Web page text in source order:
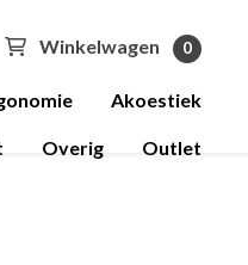
Winkelwagen 0
Akoestiek
Overig Outlet